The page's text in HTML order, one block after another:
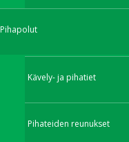
Pihapolut
Kävely- ja pihatiet
Pihateiden reunukset